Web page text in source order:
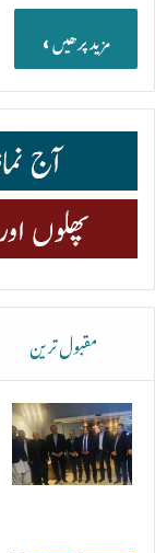
مزید پرھیں »
مقبول ترین